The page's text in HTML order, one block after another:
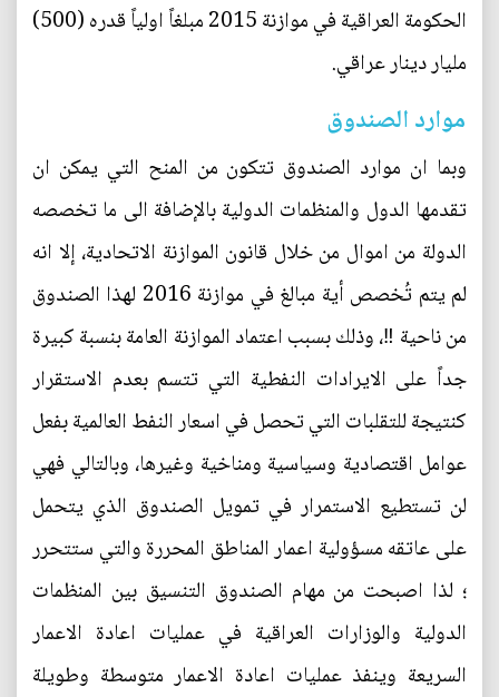
الحكومة العراقية في موازنة 2015 مبلغاً اولياً قدره (500)
مليار دينار عراقي.
موارد الصندوق
وبما ان موارد الصندوق تتكون من المنح التي يمكن ان
تقدمها الدول والمنظمات الدولية بالإضافة الى ما تخصصه
الدولة من اموال من خلال قانون الموازنة الاتحادية، إلا انه
لم يتم تُخصص أية مبالغ في موازنة 2016 لهذا الصندوق
من ناحية ‼، وذلك بسبب اعتماد الموازنة العامة بنسبة كبيرة
جداً على الايرادات النفطية التي تتسم بعدم الاستقرار
كنتيجة للتقلبات التي تحصل في اسعار النفط العالمية بفعل
عوامل اقتصادية وسياسية ومناخية وغيرها، وبالتالي فهي
لن تستطيع الاستمرار في تمويل الصندوق الذي يتحمل
على عاتقه مسؤولية اعمار المناطق المحررة والتي ستتحرر
؛ لذا اصبحت من مهام الصندوق التنسيق بين المنظمات
الدولية والوزارات العراقية في عمليات اعادة الاعمار
السريعة وينفذ عمليات اعادة الاعمار متوسطة وطويلة